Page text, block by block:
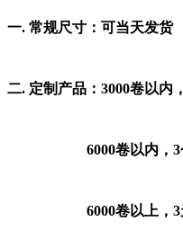
一. 常规尺寸：可当天发货
二. 定制产品：3000卷以内
6000卷以内，3个
6000卷以上，3天